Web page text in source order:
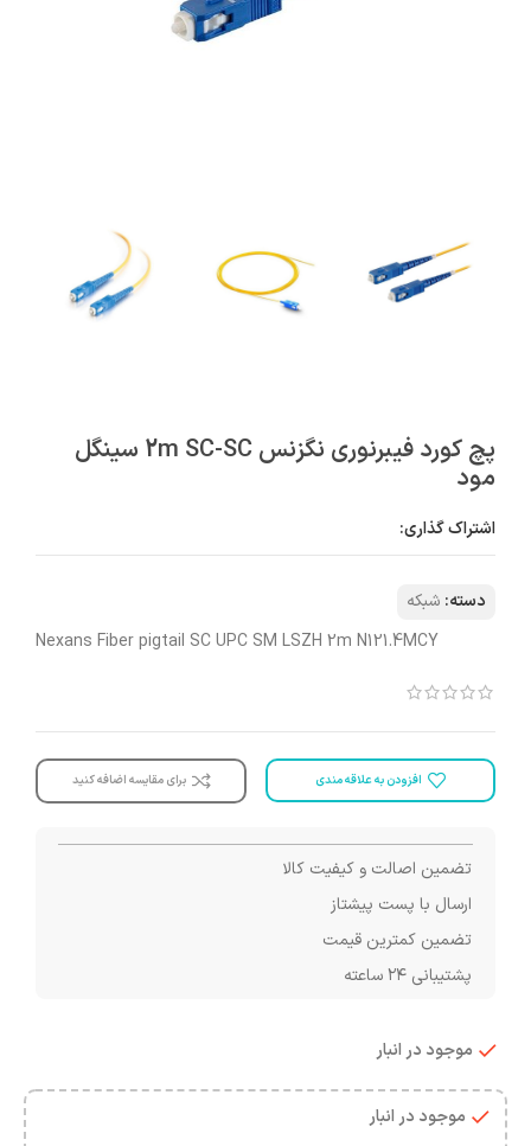
پچ کورد فیبرنوری نگزنس 2m SC-SC سینگل
مود
اشتراک گذاری:
دسته: شبکه
Nexans Fiber pigtail SC UPC SM LSZH 2m N121.4MCY
افزودن به علاقه مندی برای مقایسه اضافه کنید
تضمین اصالت و کیفیت کالا
ارسال با پست پیشتاز
تضمین کمترین قیمت
پشتیبانی ۲۴ ساعته
موجود در انبار
موجود در انبار